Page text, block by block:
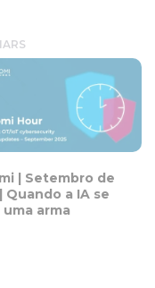
| Setembro de
Quando a IA se
arma